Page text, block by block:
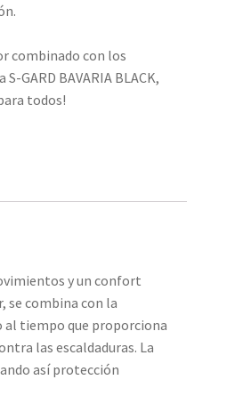
combinado con los
GARD BAVARIA BLACK,
todos!
y un confort
se combina con la
al tiempo que proporciona
las escaldaduras. La
así protección